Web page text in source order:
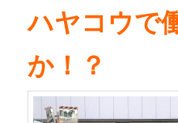
ハヤコウで
か！？